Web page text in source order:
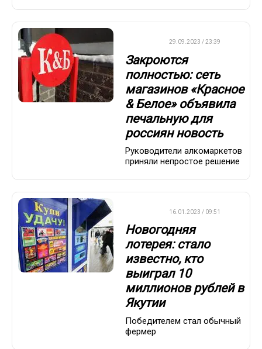
29.09.2023 / 23:39
Закроются
полностью: сеть
магазинов «Красное
& Белое» объявила
печальную для
россиян новость
Руководители алкомаркетов
приняли непростое решение
16.01.2023 / 09:51
Новогодняя
лотерея: стало
известно, кто
выиграл 10
миллионов рублей в
Якутии
Победителем стал обычный
фермер